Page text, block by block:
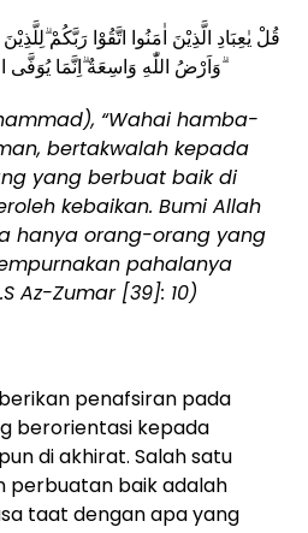
قُلْ يٰعِبَادِ الَّذِيْنَ اٰمَنُوا اتَّقُوْا رَبَّكُمْ
ۗوَاَرْضُ اللّٰهِ وَاسِعَةٌ ۗاِنَّمَا
“Wahai hamba-
bertakwalah kepada
yang berbuat baik di
kebaikan. Bumi Allah
hanya orang-orang yang
pahalanya
Az-Zumar [39]: 10)
penafsiran pada
berorientasi kepada
di akhirat. Salah satu
perbuatan baik adalah
taat dengan apa yang